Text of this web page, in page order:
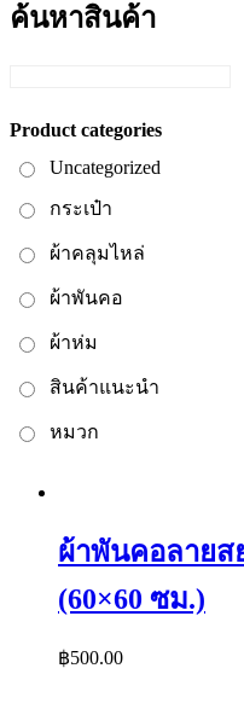
ค้นหาสินค้า
Product categories
Uncategorized
กระเป๋า
ผ้าคลุมไหล่
ผ้าพันคอ
ผ้าห่ม
สินค้าแนะนำ
หมวก
ผ้าพันคอลายส
(60×60 ซม.)
฿500.00